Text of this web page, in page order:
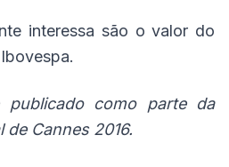
interessa são o valor do
publicado como parte da
Cannes 2016.